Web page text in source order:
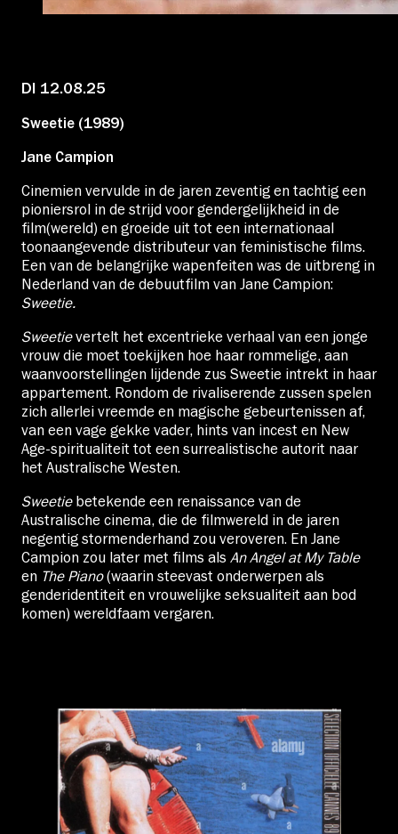
Educatie
Over Stichting LUX
Nieuws
Account
Volg ons op:
DI 12.08.25
Sweetie (1989)
Jane Campion
Cinemien vervulde in de jaren zeventig en tachtig een
pioniersrol in de strijd voor gendergelijkheid in de
film(wereld) en groeide uit tot een internationaal
toonaangevende distributeur van feministische films.
Een van de belangrijke wapenfeiten was de uitbreng in
Nederland van de debuutfilm van Jane Campion:
Sweetie.
Sweetievertelt het excentrieke verhaal van een jonge
vrouw die moet toekijken hoe haar rommelige, aan
waanvoorstellingen lijdende zus Sweetie intrekt in haar
appartement. Rondom de rivaliserende zussen spelen
zich allerlei vreemde en magische gebeurtenissen af,
van een vage gekke vader, hints van incest en New
Age-spiritualiteit tot een surrealistische autorit naar
het Australische Westen.
Sweetiebetekende een renaissance van de
Australische cinema, die de filmwereld in de jaren
negentig stormenderhand zou veroveren. En Jane
Campion zou later met films als An Angel at My Table
en The Piano(waarin steevast onderwerpen als
genderidentiteit en vrouwelijke seksualiteit aan bod
komen) wereldfaam vergaren.